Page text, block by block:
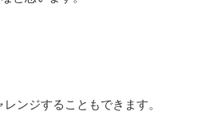
ンジすることもできます。